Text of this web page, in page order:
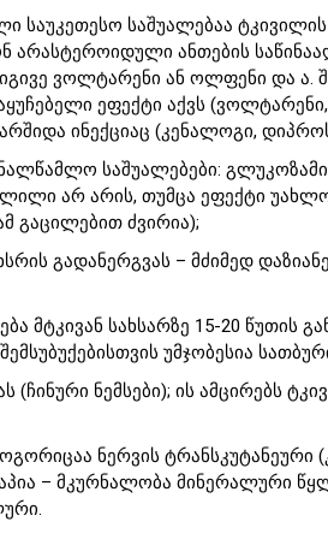
საუკეთესო საშუალებაა
ანთების
ვოლტარენი ან ოლფენი და ა.
ეფექტი აქვს
ინექციაც (კენალოგი,
საშუალებები:
არ არის, თუმცა ეფექტი
გაცილებით ძვირია);
გადანერგვას – მძიმედ
მტკივან სახსარზე 15-20 წუთის
უმჯობესია
(ჩინური ნემსები); ის ამცირებს
ნერვის
– მკურნალობა მინერალური